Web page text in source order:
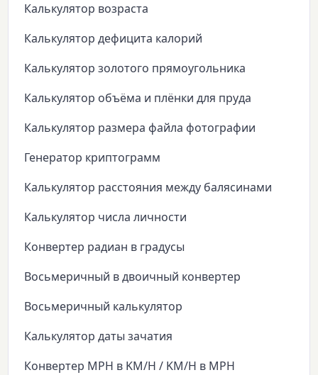
Калькулятор возраста
Калькулятор дефицита калорий
Калькулятор золотого прямоугольника
Калькулятор объёма и плёнки для пруда
Калькулятор размера файла фотографии
Генератор криптограмм
Калькулятор расстояния между балясинами
Калькулятор числа личности
Конвертер радиан в градусы
Восьмеричный в двоичный конвертер
Восьмеричный калькулятор
Калькулятор даты зачатия
Конвертер MPH в KM/H / KM/H в MPH